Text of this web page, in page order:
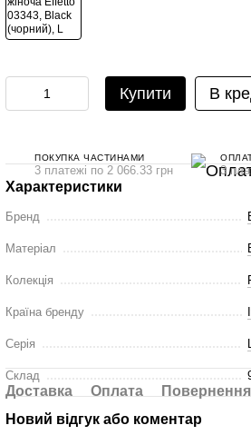
Купити В
ПОКУПКА ЧАСТИНАМИ
3 платежі по 2 066.33 грн 3
Характеристики
Бренд
Матеріал
Колекція
Країна бренду
Серія
Склад
Доставка Оплата Повернення
Новий відгук або коментар